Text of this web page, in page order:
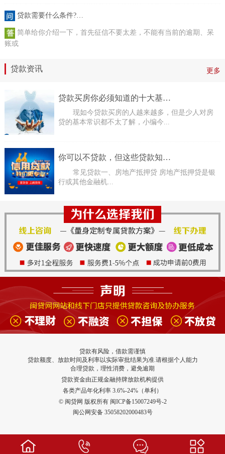
贷款需要什么条件?…
简单给你介绍一下，首先征信不要太差，不能有当前的逾期、呆
账或
贷款资讯 更多
贷款买房你必须知道的十大基…
现如今贷款买房的人越来越多，但是少人对房
贷的基本常识都不太了解，小编今...
你可以不贷款，但这些贷款知…
常见贷款一、房地产抵押贷 房地产抵押贷是银
行或其他金融机...
贷款有风险，借款需谨慎
贷款额度、放款时间及利率以实际审批结果为准.请根据个人能力
合理贷款，理性消费，避免逾期
贷款资金由正规金融持牌放款机构提供
各类产品年化利率 3.6%-24%（单利）
© 闽贷网 版权所有 闽ICP备15007249号-2
闽公网安备 35058202000483号